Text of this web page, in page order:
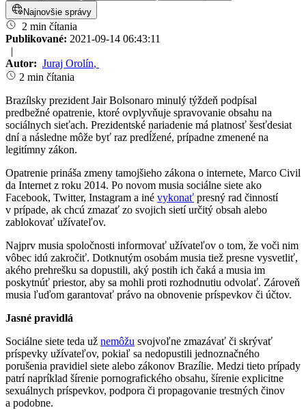
Najnovšie správy
2 min čítania
Publikované: 2021-09-14 06:43:11
|
Autor: Juraj Orolín,
2 min čítania
Brazílsky prezident Jair Bolsonaro minulý týždeň podpísal
predbežné opatrenie, ktoré ovplyvňuje spravovanie obsahu na
sociálnych sieťach. Prezidentské nariadenie má platnosť šesťdesiat
dní a následne môže byť raz predĺžené, prípadne zmenené na
legitímny zákon.
Opatrenie prináša zmeny tamojšieho zákona o internete, Marco Civil
da Internet z roku 2014. Po novom musia sociálne siete ako
Facebook, Twitter, Instagram a iné vykonať presný rad činností
v prípade, ak chcú zmazať zo svojich sietí určitý obsah alebo
zablokovať užívateľov.
Najprv musia spoločnosti informovať užívateľov o tom, že voči nim
vôbec idú zakročiť. Dotknutým osobám musia tiež presne vysvetliť,
akého prehrešku sa dopustili, aký postih ich čaká a musia im
poskytnúť priestor, aby sa mohli proti rozhodnutiu odvolať. Zároveň
musia ľuďom garantovať právo na obnovenie príspevkov či účtov.
Jasné pravidlá
Sociálne siete teda už nemôžu svojvoľne zmazávať či skrývať
príspevky užívateľov, pokiaľ sa nedopustili jednoznačného
porušenia pravidiel siete alebo zákonov Brazílie. Medzi tieto prípady
patrí napríklad šírenie pornografického obsahu, šírenie explicitne
sexuálnych príspevkov, podpora či propagovanie trestných činov
a podobne.